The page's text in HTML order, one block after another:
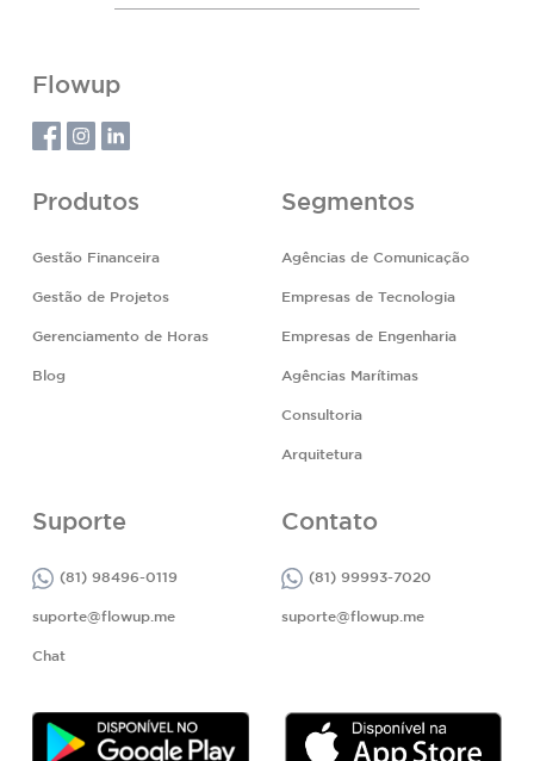
Flowup
Produtos
Gestão Financeira
Gestão de Projetos
Gerenciamento de Horas
Blog
Segmentos
Agências de Comunicação
Empresas de Tecnologia
Empresas de Engenharia
Agências Marítimas
Consultoria
Arquitetura
Suporte
(81) 98496-0119
suporte@flowup.me
Chat
Contato
(81) 99993-7020
suporte@flowup.me